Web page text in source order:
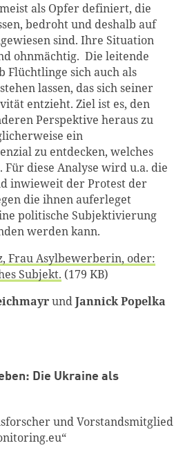
als Opfer definiert, die
bedroht und deshalb auf
sind. Ihre Situation
ohnmächtig. Die leitende
Flüchtlinge sich auch als
lassen, das sich seiner
entzieht. Ziel ist es, den
Perspektive heraus zu
ein
zu entdecken, welches
diese Analyse wird u.a. die
inwieweit der Protest der
die ihnen auferleget
politische Subjektivierung
werden kann.
Frau Asylbewerberin, oder:
Subjekt. (179 KB)
undJannick Popelka
Die Ukraine als
und Vorstandsmitglied